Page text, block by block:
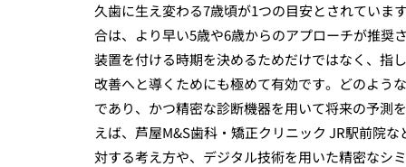
久歯に生え変わる7歳頃が1つの目安とされていま
合は、より早い5歳や6歳からのアプローチが推奨
装置を付ける時期を決めるためだけではなく、指
改善へと導くためにも極めて有効です。どのよう
であり、かつ精密な診断機器を用いて将来の予測
えば、芦屋M&S歯科・矯正クリニック JR駅前院
対する考え方や、デジタル技術を用いた精密なシ